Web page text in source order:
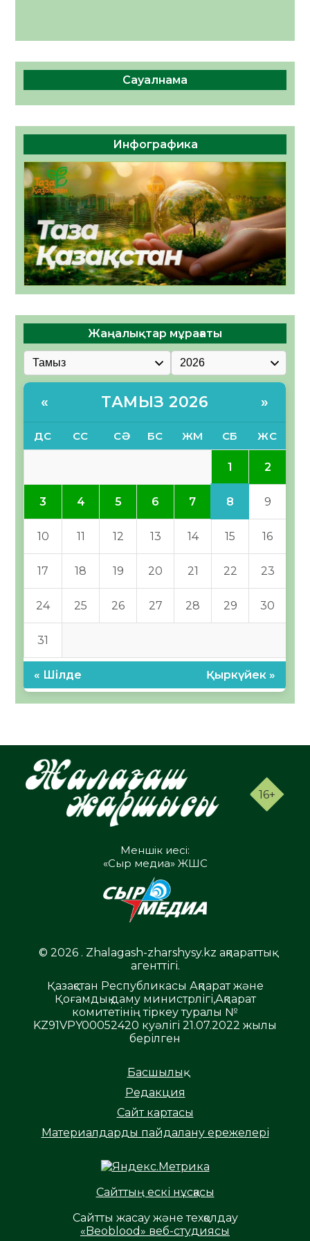
Сауалнама
Инфографика
Жаңалықтар мұрағаты
« ТАМЫЗ 2026 »
ДС СС СӘ БС ЖМ СБ ЖС
1 2
3 4 5 6 7 8 9
10 11 12 13 14 15 16
17 18 19 20 21 22 23
24 25 26 27 28 29 30
31
« Шілде Қыркүйек »
16+
Меншік иесі:
«Сыр медиа» ЖШС
© 2026 . Zhalagash-zharshysy.kz ақпараттық
агенттігі.
Қазақстан Республикасы Ақпарат және
Қоғамдық даму министрлігі,Ақпарат
комитетінің тіркеу туралы №
KZ91VPY00052420 куәлігі 21.07.2022 жылы
берілген
Басшылық
Редакция
Сайт картасы
Материалдарды пайдалану ережелері
Сайттың ескі нұсқасы
Сайтты жасау және техқолдау
«Beoblood» веб-студиясы